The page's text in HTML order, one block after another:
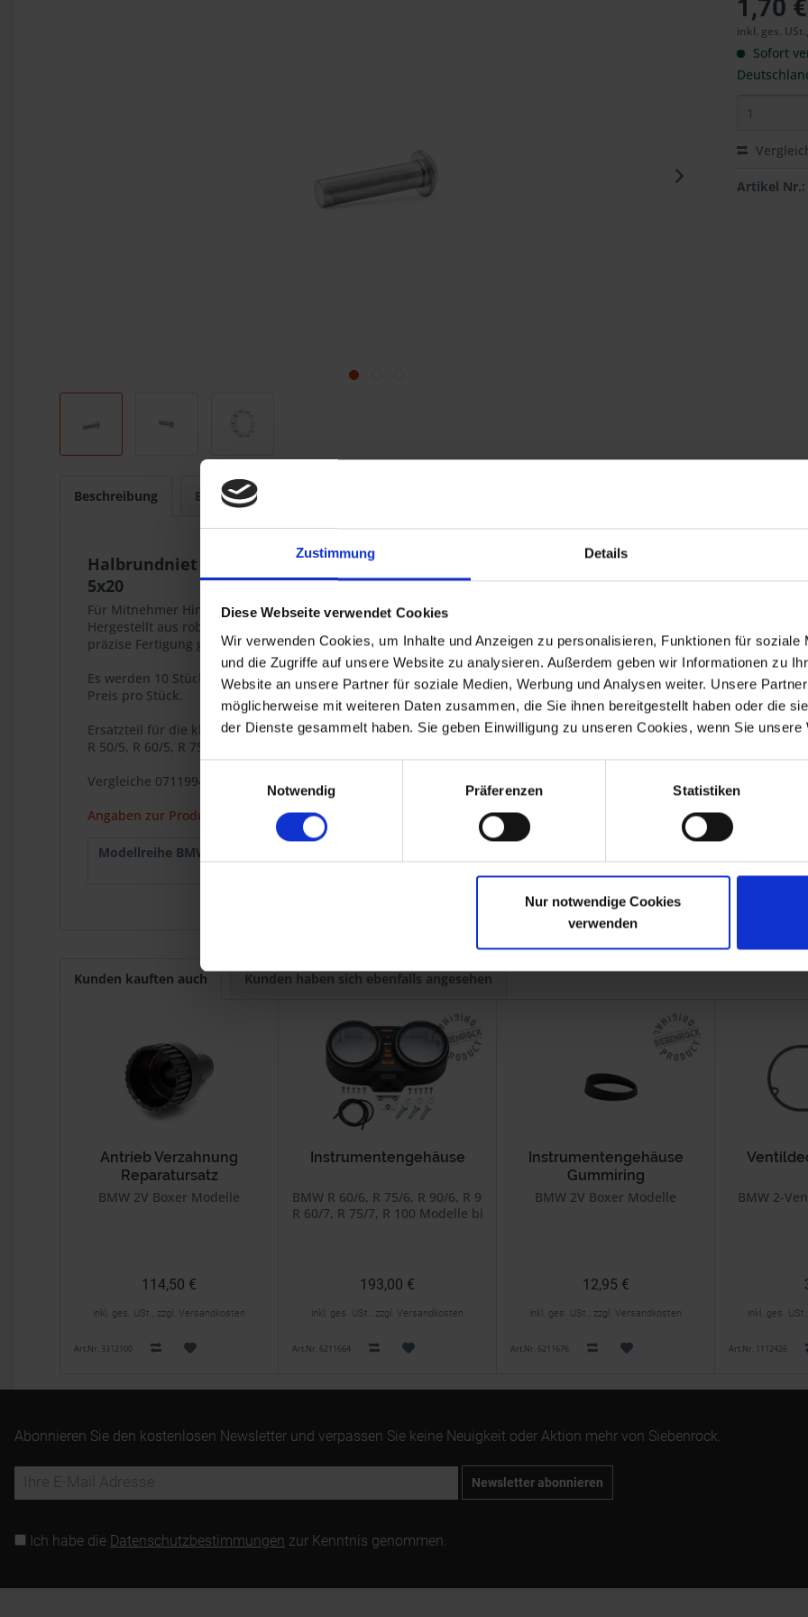
Zustimmung Details
Diese Webseite verwendet Cookies
Wir verwenden Cookies, um Inhalte und Anzeigen zu personalisieren, Funktionen für soziale
und die Zugriffe auf unsere Website zu analysieren. Außerdem geben wir Informationen zu
Website an unsere Partner für soziale Medien, Werbung und Analysen weiter. Unsere
möglicherweise mit weiteren Daten zusammen, die Sie ihnen bereitgestellt haben oder die
der Dienste gesammelt haben. Sie geben Einwilligung zu unseren Cookies, wenn Sie unsere
Notwendig
Präferenzen Statistiken
Nur notwendige Cookies
verwenden
1,70 €
inkl. ges.
Sofort
Artikel Nr.:
Beschreibung Bewertungen
Halbrundniet
5x20
Für Mitnehmer Hinterrad Art.Nr. 3631325.
Hergestellt aus robustem und langlebigem Material bietet der Halbrundniet eine zuverlässige Verbindung zwischen
präzise Fertigung gewährleistet er eine optimale Kraftübertragung und minimiert den Verschleiß, selbst unter
Es werden 10 Stück pro Rad benötigt.
Preis pro Stück.
Ersatzteil für die klassischen BMW Zweiventil Boxer Modelle
R 50/5, R 60/5, R 75/5,
Vergleiche 07119947165
Angaben zur Produktsicherheit
Modellreihe BMW :
Kunden kauften auch Kunden haben sich ebenfalls angesehen
Antrieb Verzahnung
Reparatursatz
BMW 2V Boxer Modelle
114,50 €
inkl. ges. USt., zzgl. Versandkosten
Art.Nr. 3312100
Instrumentengehäuse
BMW R 60/6, R 75/6, R 90/6, R 90S,
R 60/7, R 75/7, R 100 Modelle bis 9/77
193,00 €
inkl. ges. USt., zzgl. Versandkosten
Art.Nr. 6211664
Instrumentengehäuse
Gummiring
BMW 2V Boxer Modelle
12,95 €
inkl. ges. USt., zzgl. Versandkosten
Art.Nr. 6211676
BMW 2-
inkl. ges.
Art.Nr. 1112426
Abonnieren Sie den kostenlosen Newsletter und verpassen Sie keine Neuigkeit oder Aktion mehr von Siebenrock.
Newsletter abonnieren
Ich habe die Datenschutzbestimmungen zur Kenntnis genommen.